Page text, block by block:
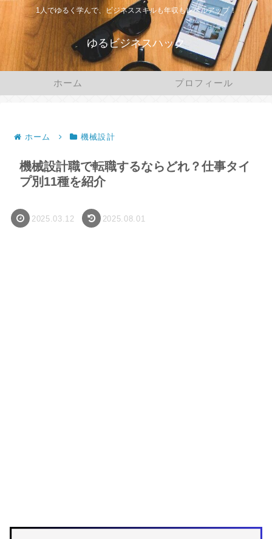
1人でゆるく学んで、ビジネススキルも年収もレベルアップ！
ゆるビジネスハック
ホーム プロフィール
ホーム 機械設計
機械設計職で転職するならどれ？仕事タイ
プ別11種を紹介
2025.03.12 2025.08.01